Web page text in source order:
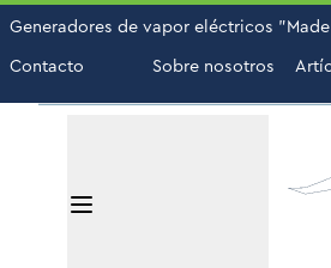
Generadores de vapor eléctricos
Contacto
Sobre nosotros